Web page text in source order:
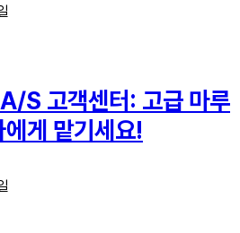
S 고객센터: 고급 마루
게 맡기세요!